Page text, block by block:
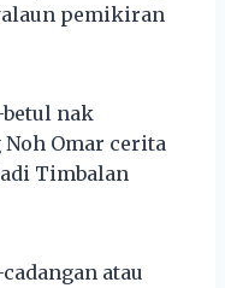
pemikiran
betul nak
Omar cerita
Timbalan
atau